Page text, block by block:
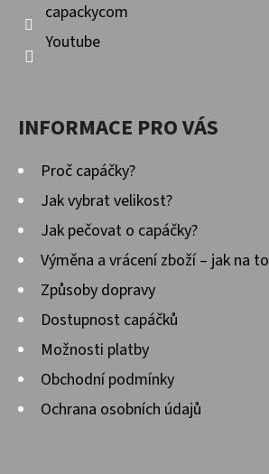
capackycom
Youtube
INFORMACE PRO VÁS
Proč capáčky?
Jak vybrat velikost?
Jak pečovat o capáčky?
Výměna a vrácení zboží – jak na to
Způsoby dopravy
Dostupnost capáčků
Možnosti platby
Obchodní podmínky
Ochrana osobních údajů